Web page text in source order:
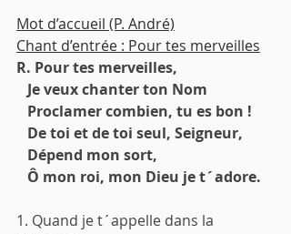
Mot d’accueil (P. André)
Chant d’entrée : Pour tes merveilles
R. Pour tes merveilles,
   Je veux chanter ton Nom
   Proclamer combien, tu es bon !
   De toi et de toi seul, Seigneur,
   Dépend mon sort,
   Ô mon roi, mon Dieu je t´adore.
1. Quand je t´appelle dans la